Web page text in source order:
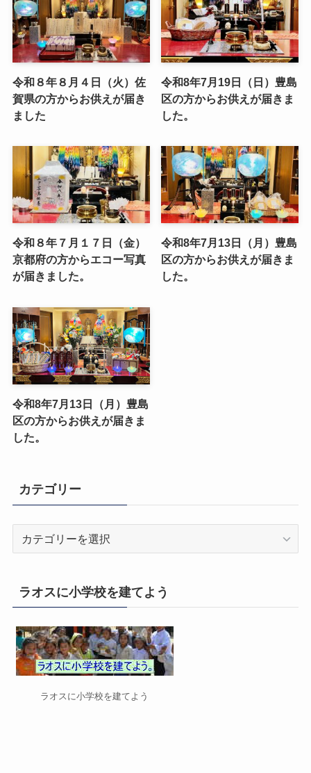
令和８年８月４日（火）佐
賀県の方からお供えが届き
ました
令和8年7月19日（日）豊島
区の方からお供えが届きま
した。
令和８年７月１７日（金）
京都府の方からエコー写真
が届きました。
令和8年7月13日（月）豊島
区の方からお供えが届きま
した。
令和8年7月13日（月）豊島
区の方からお供えが届きま
した。
カテゴリー
リ
ラオスに小学校を建てよう
ラオスに小学校を建てよう